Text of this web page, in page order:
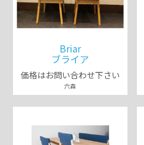
Briar
ブライア
価格はお問い合わせ下さい
六森